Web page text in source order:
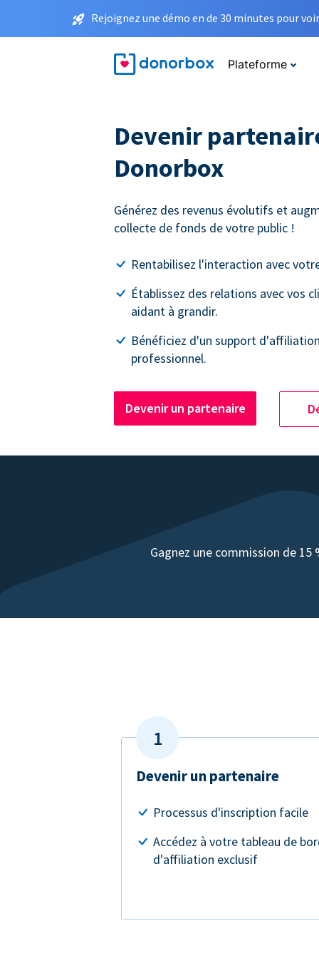
Rejoignez une démo en de 30 minutes pour
Plateforme
Devenir
Donorbox
Générez des revenus évolutifs et
collecte de fonds de votre public !
Rentabilisez l'interaction avec
Établissez des relations avec vos
aidant à grandir.
Bénéficiez d'un support
professionnel.
Devenir un partenaire
Gagnez une commission de
Devenir un partenaire
Processus d'inscription facile
Accédez à votre tableau de
d'affiliation exclusif